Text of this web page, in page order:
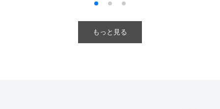
もっと見る